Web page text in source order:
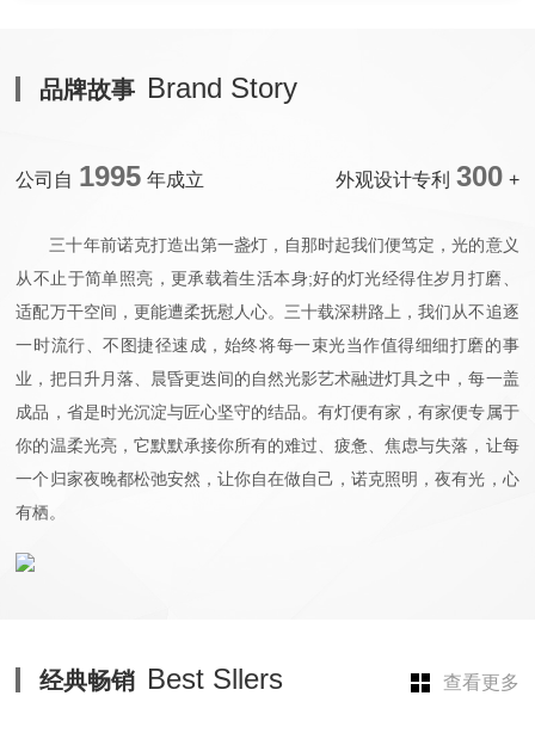
品牌故事 Brand Story
公司自 1995 年成立 外观设计专利 300 +
三十年前诺克打造出第一盏灯，自那时起我们便笃定，光的意义
从不止于简单照亮，更承载着生活本身;好的灯光经得住岁月打磨、
适配万干空间，更能遭柔抚慰人心。三十载深耕路上，我们从不追逐
一时流行、不图捷径速成，始终将每一束光当作值得细细打磨的事
业，把日升月落、晨昏更迭间的自然光影艺术融进灯具之中，每一盖
成品，省是时光沉淀与匠心坚守的结品。有灯便有家，有家便专属于
你的温柔光亮，它默默承接你所有的难过、疲惫、焦虑与失落，让每
一个归家夜晚都松弛安然，让你自在做自己，诺克照明，夜有光，心
有栖。
经典畅销 Best Sllers 查看更多